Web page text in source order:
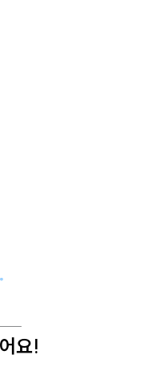
요!